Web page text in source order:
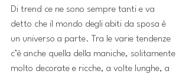
Di trend ce ne sono sempre tanti e va
detto che il mondo degli abiti da sposa è
un universo a parte. Tra le varie tendenze
c’è anche quella della maniche, solitamente
molto decorate e ricche, a volte lunghe, a